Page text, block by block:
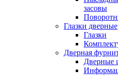
засовы
Глазки дверные
Глазки
Дверная
Дверные